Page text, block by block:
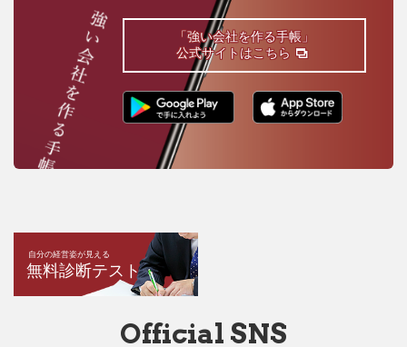
「強い会社を作る手帳」
公式サイトはこちら
自分の経営姿が見える
無料診断テスト
Official SNS